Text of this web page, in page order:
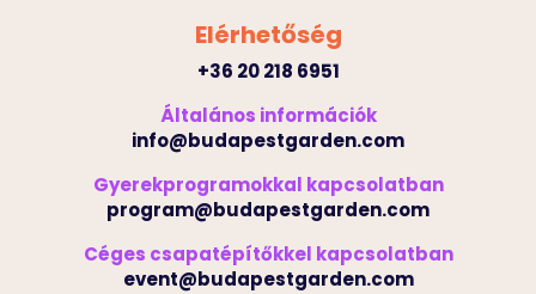
Elérhetőség
+36 20 218 6951
Általános információk
info@budapestgarden.com
Gyerekprogramokkal kapcsolatban
program@budapestgarden.com
Céges csapatépítőkkel kapcsolatban
event@budapestgarden.com